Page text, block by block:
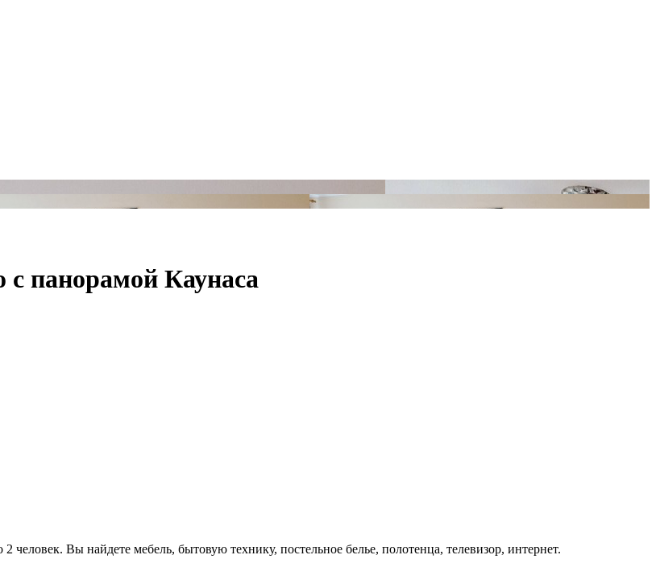
с панорамой Каунаса
Вы найдете мебель, бытовую технику, постельное белье, полотенца, телевизор, интернет.